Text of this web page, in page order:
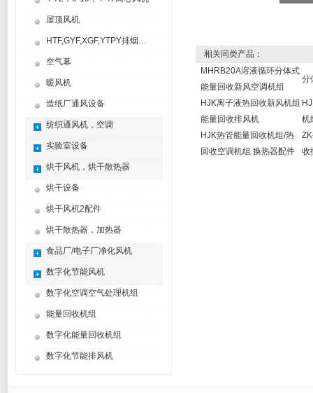
屋顶风机
HTF,GYF,XGF,YTPY排烟风机
空气幕
暖风机
造纸厂通风设备
纺织通风机，空调
实验室设备
烘干风机，烘干散热器
烘干设备
烘干风机2配件
烘干散热器，加热器
食品厂/电子厂净化风机
数字化节能风机
数字化空调空气处理机组
能量回收机组
数字化能量回收机组
数字化节能排风机
相关同类产品：
MHRB20A溶液循环分体式
能量回收新风空调机组
分
HJK离子液热回收新风机组
能量回收排风机
机
HJK热管能量回收机组/热
回收空调机组 换热器配件
收